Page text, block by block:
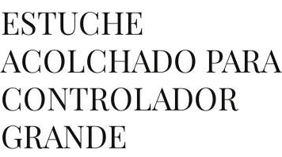
ESTUCHE
ACOLCHADO PARA
CONTROLADOR
GRANDE